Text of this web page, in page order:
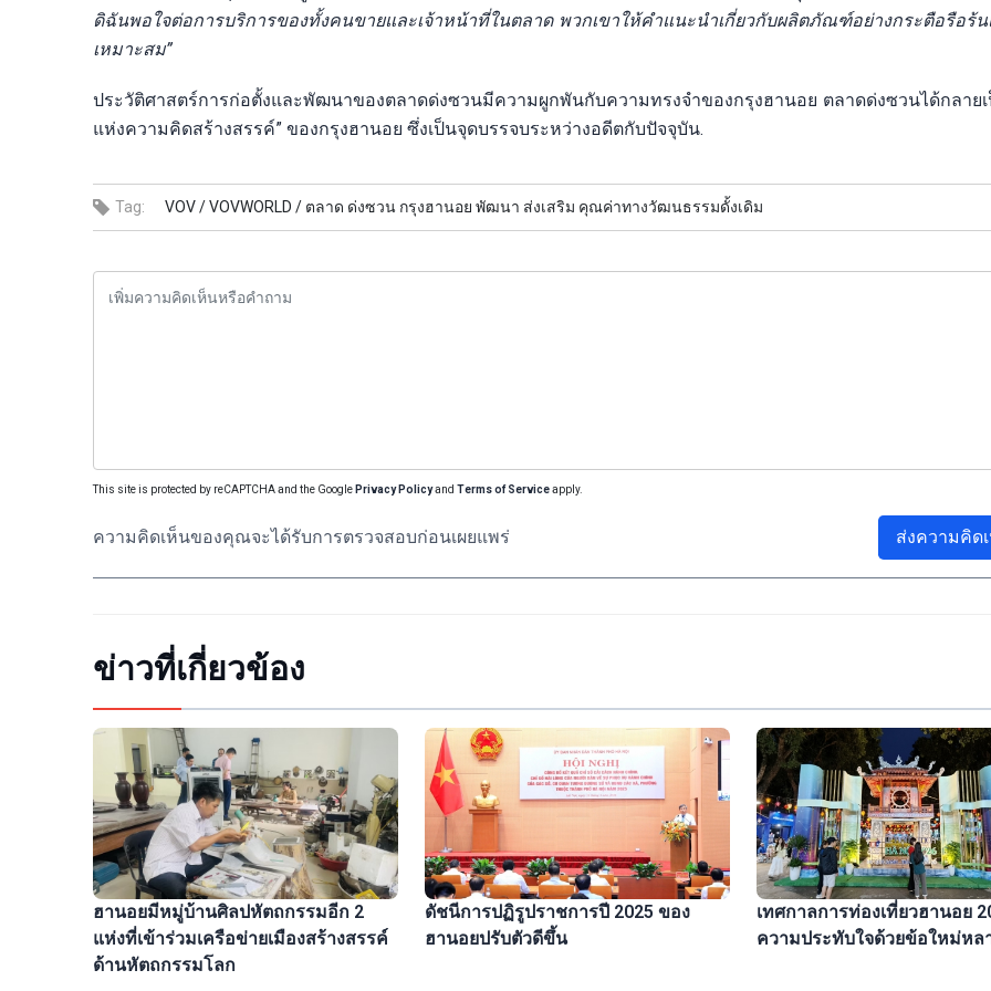
ดิฉันพอใจต่อการบริการของทั้งคนขายและเจ้าหน้าที่ในตลาด พวกเขาให้คำแนะนำเกี่ยวกับผลิตภัณฑ์อย่างกระตือรือร้
เหมาะสม”
ประวัติศาสตร์การก่อตั้งและพัฒนาของตลาดด่งซวนมีความผูกพันกับความทรงจำของกรุงฮานอย ตลาดด่งซวนได้กลายเ
แห่งความคิดสร้างสรรค์” ของกรุงฮานอย ซึ่งเป็นจุดบรรจบระหว่างอดีตกับปัจจุบัน.
Tag: VOV /VOVWORLD / ตลาด ด่งซวน กรุงฮานอย พัฒนา ส่งเสริม คุณค่าทางวัฒนธรรมดั้งเดิม
This site is protected by reCAPTCHA and the Google Privacy Policyand Terms of Serviceapply.
ความคิดเห็นของคุณจะได้รับการตรวจสอบก่อนเผยแพร่ ส่งความคิด
ข่าวที่เกี่ยวข้อง
ฮานอยมีหมู่บ้านศิลปหัตถกรรมอีก 2
แห่งที่เข้าร่วมเครือข่ายเมืองสร้างสรรค์
ด้านหัตถกรรมโลก
ดัชนีการปฏิรูปราชการปี 2025 ของ
ฮานอยปรับตัวดีขึ้น
เทศกาลการท่องเที่ยวฮานอย
ความประทับใจด้วยข้อใหม่หล